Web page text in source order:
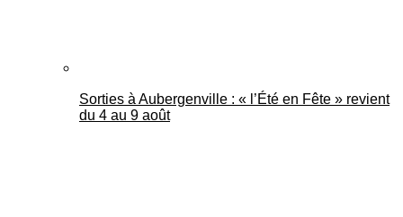
Sorties à Aubergenville : « l’Été en Fête » revient
du 4 au 9 août